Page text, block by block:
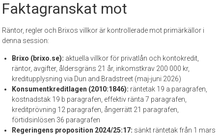
Faktagranskat mot
Räntor, regler och Brixos villkor är kontrollerade mot primärkällor i
denna session:
Brixo (brixo.se): aktuella villkor för privatlån och kontokredit,
räntor, avgifter, åldersgräns 21 år, inkomstkrav 200 000 kr,
kreditupplysning via Dun and Bradstreet (maj-juni 2026)
Konsumentkreditlagen (2010:1846): räntetak 19 a paragrafen,
kostnadstak 19 b paragrafen, effektiv ränta 7 paragrafen,
kreditprövning 12 paragrafen, ångerrätt 21 paragrafen,
förtidsinlösen 36 paragrafen
Regeringens proposition 2024/25:17: sänkt räntetak från 1 mars